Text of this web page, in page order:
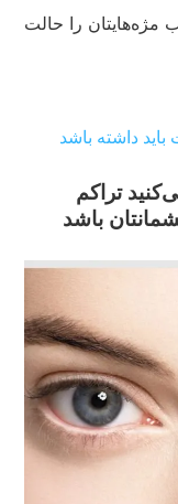
مژه‌هایتان را حالت
تراکم
باشد